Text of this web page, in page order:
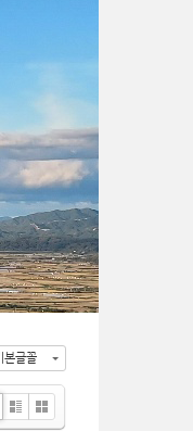
본글꼴
Zi
G